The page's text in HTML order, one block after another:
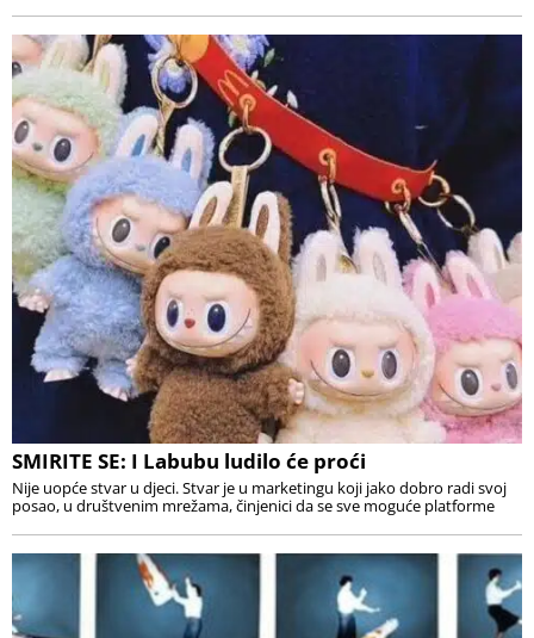
SMIRITE SE: I Labubu ludilo će proći
Nije uopće stvar u djeci. Stvar je u marketingu koji jako dobro radi svoj
posao, u društvenim mrežama, činjenici da se sve moguće platforme